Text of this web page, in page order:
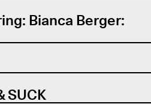
Bianca Berger:
SUCK